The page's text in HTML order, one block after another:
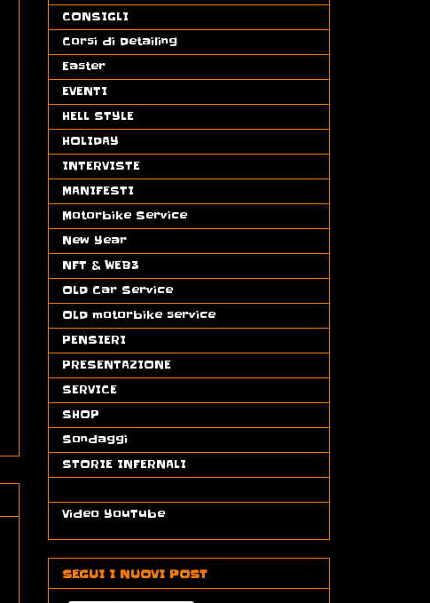
CONSIGLI
Corsi di Detailing
Easter
EVENTI
HELL STYLE
HOLIDAY
INTERVISTE
MANIFESTI
Motorbike Service
New Year
NFT & WEB3
OLD Car Service
OLD motorbike service
PENSIERI
PRESENTAZIONE
SERVICE
SHOP
Sondaggi
STORIE INFERNALI
Video YouTube
SEGUI I NUOVI POST